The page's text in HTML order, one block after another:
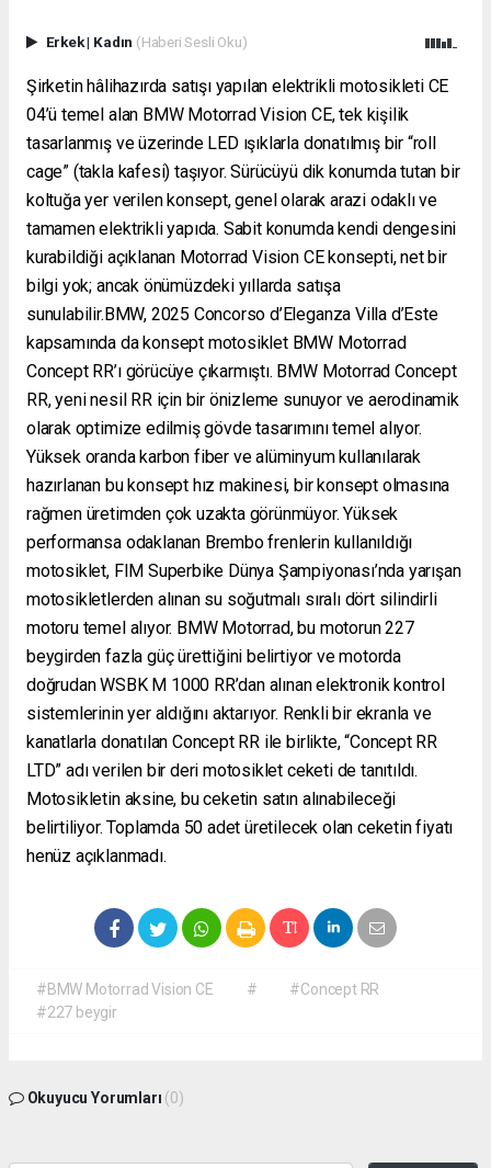
Erkek| Kadın (Haberi Sesli Oku)
Şirketin hâlihazırda satışı yapılan elektrikli motosikleti CE
04’ü temel alan BMW Motorrad Vision CE, tek kişilik
tasarlanmış ve üzerinde LED ışıklarla donatılmış bir “roll
cage” (takla kafesi) taşıyor. Sürücüyü dik konumda tutan bir
koltuğa yer verilen konsept, genel olarak arazi odaklı ve
tamamen elektrikli yapıda. Sabit konumda kendi dengesini
kurabildiği açıklanan Motorrad Vision CE konsepti, net bir
bilgi yok; ancak önümüzdeki yıllarda satışa
sunulabilir.BMW, 2025 Concorso d’Eleganza Villa d’Este
kapsamında da konsept motosiklet BMW Motorrad
Concept RR’ı görücüye çıkarmıştı. BMW Motorrad Concept
RR, yeni nesil RR için bir önizleme sunuyor ve aerodinamik
olarak optimize edilmiş gövde tasarımını temel alıyor.
Yüksek oranda karbon fiber ve alüminyum kullanılarak
hazırlanan bu konsept hız makinesi, bir konsept olmasına
rağmen üretimden çok uzakta görünmüyor. Yüksek
performansa odaklanan Brembo frenlerin kullanıldığı
motosiklet, FIM Superbike Dünya Şampiyonası’nda yarışan
motosikletlerden alınan su soğutmalı sıralı dört silindirli
motoru temel alıyor. BMW Motorrad, bu motorun 227
beygirden fazla güç ürettiğini belirtiyor ve motorda
doğrudan WSBK M 1000 RR’dan alınan elektronik kontrol
sistemlerinin yer aldığını aktarıyor. Renkli bir ekranla ve
kanatlarla donatılan Concept RR ile birlikte, “Concept RR
LTD” adı verilen bir deri motosiklet ceketi de tanıtıldı.
Motosikletin aksine, bu ceketin satın alınabileceği
belirtiliyor. Toplamda 50 adet üretilecek olan ceketin fiyatı
henüz açıklanmadı.
#BMW Motorrad Vision CE #
#Concept RR
#227 beygir
Okuyucu Yorumları (0)